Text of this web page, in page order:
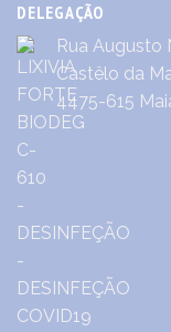
DELEGAÇÃO
Rua Augusto
Castêlo da
4475-615